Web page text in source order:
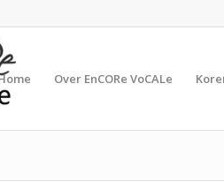
Over EnCORe VoCALe